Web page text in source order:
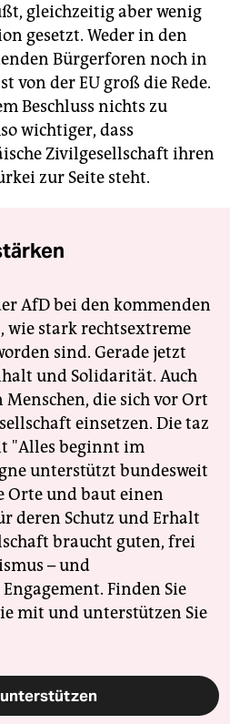
gleichzeitig aber wenig
gesetzt. Weder in den
Bürgerforen noch in
von der EU groß die Rede.
Beschluss nichts zu
wichtiger, dass
Zivilgesellschaft ihren
zur Seite steht.
AfD bei den kommenden
wie stark rechtsextreme
sind. Gerade jetzt
und Solidarität. Auch
die sich vor Ort
einsetzen. Die taz
"Alles beginnt im
unterstützt bundesweit
Orte und baut einen
deren Schutz und Erhalt
braucht guten, frei
– und
Finden Sie
mit und unterstützen Sie